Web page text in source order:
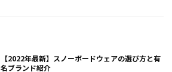
【2022年最新】スノーボードウェアの選び方と有
名ブランド紹介